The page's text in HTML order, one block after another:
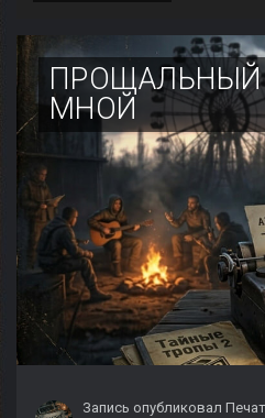
ПРОЩАЛЬНЫЙ
МНОЙ
Запись опубликовал